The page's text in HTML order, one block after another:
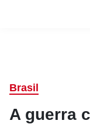
Brasil
A guerra